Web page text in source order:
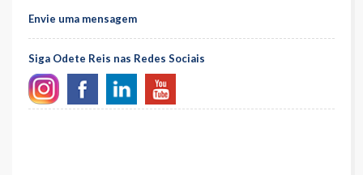
Envie uma mensagem
Siga Odete Reis nas Redes Sociais